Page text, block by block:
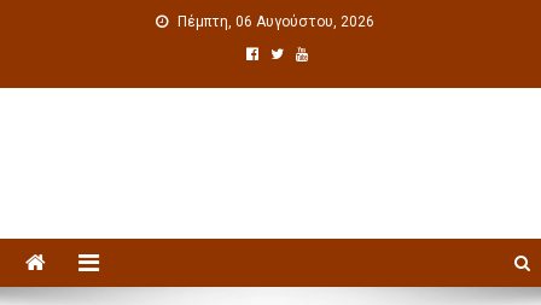
Πέμπτη, 06 Αυγούστου, 2026